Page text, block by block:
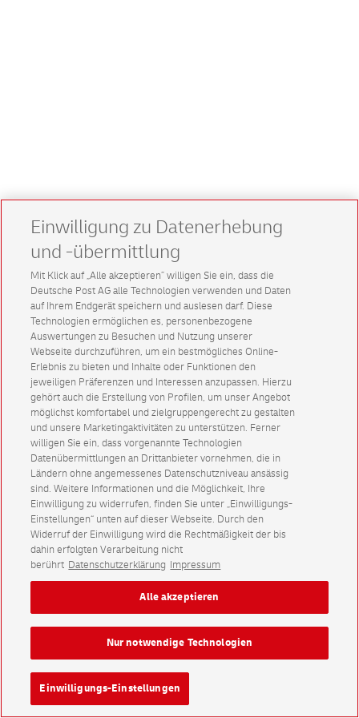
Einwilligung zu Datenerhebung
und -übermittlung
Mit Klick auf „Alle akzeptieren” willigen Sie ein, dass die
Deutsche Post AG alle Technologien verwenden und Daten
auf Ihrem Endgerät speichern und auslesen darf. Diese
Technologien ermöglichen es, personenbezogene
Auswertungen zu Besuchen und Nutzung unserer
Webseite durchzuführen, um ein bestmögliches Online-
Erlebnis zu bieten und Inhalte oder Funktionen den
jeweiligen Präferenzen und Interessen anzupassen. Hierzu
gehört auch die Erstellung von Profilen, um unser Angebot
möglichst komfortabel und zielgruppengerecht zu gestalten
und unsere Marketingaktivitäten zu unterstützen. Ferner
willigen Sie ein, dass vorgenannte Technologien
Datenübermittlungen an Drittanbieter vornehmen, die in
Ländern ohne angemessenes Datenschutzniveau ansässig
sind. Weitere Informationen und die Möglichkeit, Ihre
Einwilligung zu widerrufen, finden Sie unter „Einwilligungs-
Einstellungen“ unten auf dieser Webseite. Durch den
Widerruf der Einwilligung wird die Rechtmäßigkeit der bis
dahin erfolgten Verarbeitung nicht
berührt Datenschutzerklärung Impressum
Einwilligungs-Einstellungen
Nur notwendige Technologien
Alle akzeptieren